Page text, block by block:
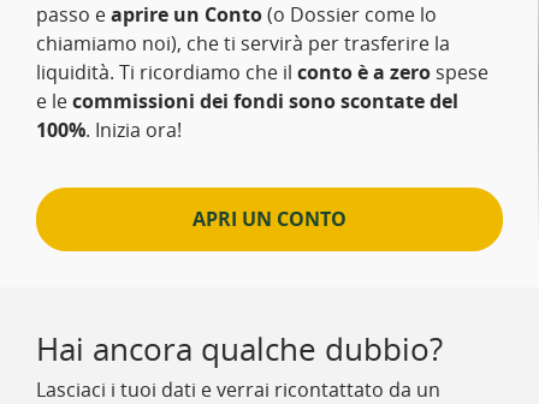
passo eaprire un Conto(o Dossier come lo
chiamiamo noi), che ti servirà per trasferire la
liquidità. Ti ricordiamo che il conto è a zero spese
e lecommissioni dei fondi sono scontate del
100%. Inizia ora!
APRI UN CONTO
Hai ancora qualche dubbio?
Lasciaci i tuoi dati e verrai ricontattato da un